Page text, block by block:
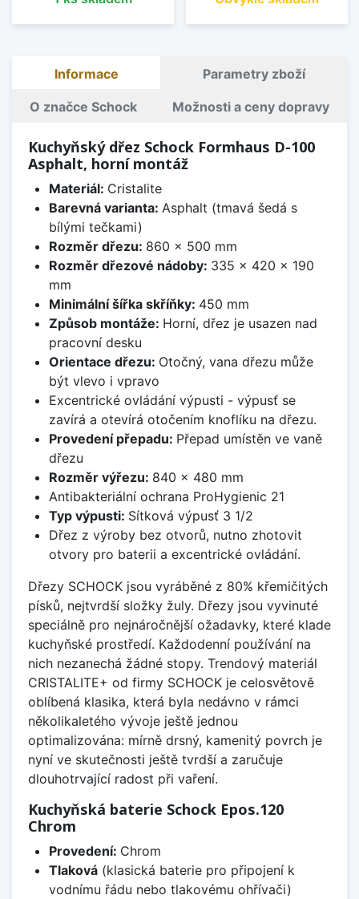
Informace Parametry zboží
O značce Schock Možnosti a ceny dopravy
Kuchyňský dřez Schock Formhaus D-100
Asphalt, horní montáž
Materiál: Cristalite
Barevná varianta: Asphalt (tmavá šedá s
bílými tečkami)
Rozměr dřezu: 860 x 500 mm
Rozměr dřezové nádoby: 335 x 420 x 190
mm
Minimální šířka skříňky: 450 mm
Způsob montáže: Horní, dřez je usazen nad
pracovní desku
Orientace dřezu: Otočný, vana dřezu může
být vlevo i vpravo
Excentrické ovládání výpusti - výpusť se
zavírá a otevírá otočením knoflíku na dřezu.
Provedení přepadu: Přepad umístěn ve vaně
dřezu
Rozměr výřezu: 840 x 480 mm
Antibakteriální ochrana ProHygienic 21
Typ výpusti: Sítková výpusť 3 1/2
Dřez z výroby bez otvorů, nutno zhotovit
otvory pro baterii a excentrické ovládání.
Dřezy SCHOCK jsou vyráběné z 80% křemičitých
písků, nejtvrdší složky žuly. Dřezy jsou vyvinuté
speciálně pro nejnáročnější ožadavky, které klade
kuchyňské prostředí. Každodenní používání na
nich nezanechá žádné stopy. Trendový materiál
CRISTALITE+ od firmy SCHOCK je celosvětově
oblíbená klasika, která byla nedávno v rámci
několikaletého vývoje ještě jednou
optimalizována: mírně drsný, kamenitý povrch je
nyní ve skutečnosti ještě tvrdší a zaručuje
dlouhotrvající radost při vaření.
Kuchyňská baterie Schock Epos.120
Chrom
Provedení: Chrom
Tlaková(klasická baterie pro připojení k
vodnímu řádu nebo tlakovému ohřívači)